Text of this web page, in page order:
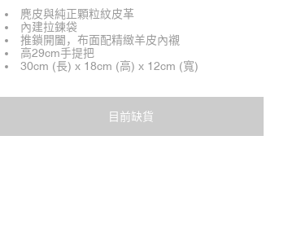
麂皮與純正顆粒紋皮革
內建拉鍊袋
推鎖開闔，布面配精緻羊皮內襯
高29cm手提把
30cm (長) x 18cm (高) x 12cm (寬)
目前缺貨